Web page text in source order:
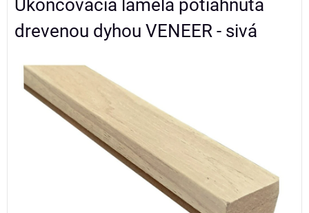
Ukončovacia lamela potiahnutá
drevenou dyhou VENEER - sivá